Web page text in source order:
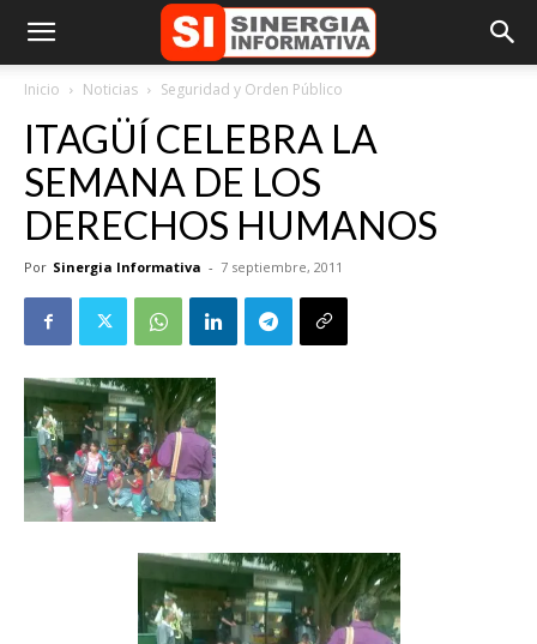
Inicio Noticias Seguridad y Orden Público
ITAGÜÍ CELEBRA LA
SEMANA DE LOS
DERECHOS HUMANOS
Por Sinergia Informativa - 7 septiembre, 2011